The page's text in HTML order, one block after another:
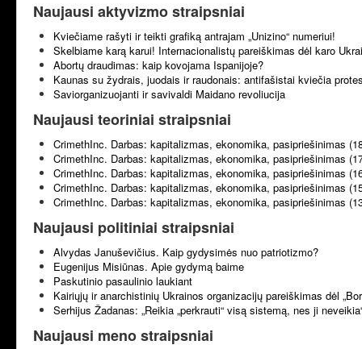
Naujausi aktyvizmo straipsniai
Kviečiame rašyti ir teikti grafiką antrajam „Unizino“ numeriui!
Skelbiame karą karui! Internacionalistų pareiškimas dėl karo
Abortų draudimas: kaip kovojama Ispanijoje?
Kaunas su žydrais, juodais ir raudonais: antifašistai kviečia
Saviorganizuojanti ir savivaldi Maidano revoliucija
Naujausi teoriniai straipsniai
CrimethInc. Darbas: kapitalizmas, ekonomika, pasipriešinimas
CrimethInc. Darbas: kapitalizmas, ekonomika, pasipriešinimas
CrimethInc. Darbas: kapitalizmas, ekonomika, pasipriešinimas
CrimethInc. Darbas: kapitalizmas, ekonomika, pasipriešinimas
CrimethInc. Darbas: kapitalizmas, ekonomika, pasipriešinimas
Naujausi politiniai straipsniai
Alvydas Januševičius. Kaip gydysimės nuo patriotizmo?
Eugenijus Misiūnas. Apie gydymą baime
Paskutinio pasaulinio laukiant
Kairiųjų ir anarchistinių Ukrainos organizacijų pareiškimas dėl
Serhijus Žadanas: „Reikia „perkrauti“ visą sistemą, nes ji
Naujausi meno straipsniai